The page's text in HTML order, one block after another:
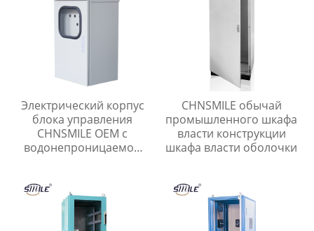
Электрический корпус
блока управления
CHNSMILE OEM с
водонепроницаемой
атмосферных
воздействий
CHNSMILE обычай
промышленного шкафа
власти конструкции
шкафа власти оболочки